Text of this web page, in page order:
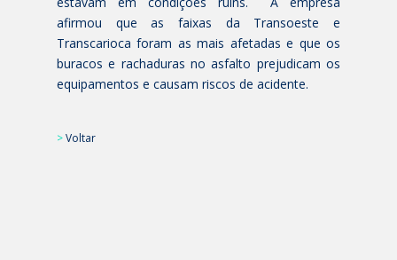
afirmou que as faixas da Transoeste e
Transcarioca foram as mais afetadas e que os
buracos e rachaduras no asfalto prejudicam os
equipamentos e causam riscos de acidente.
>Voltar